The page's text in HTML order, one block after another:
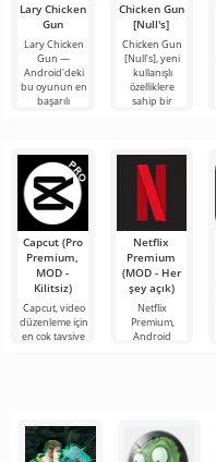
Lary Chicken
Gun
Lary Chicken
Gun —
Android'deki
bu oyunun en
başarılı
Chicken Gun
[Null's]
Chicken Gun
[Null's], yeni
kullanışlı
özelliklere
sahip bir
farklı
Capcut (Pro
Premium,
MOD -
Kilitsiz)
Capcut, video
düzenleme için
en çok tavsiye
Netflix
Premium
(MOD - Her
şey açık)
Netflix
Premium,
Android